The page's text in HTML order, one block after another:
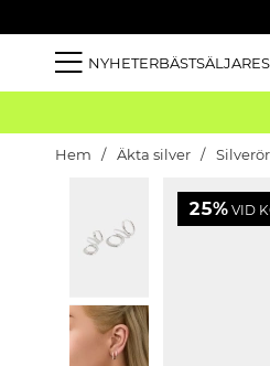
NYHETERBÄSTSÄLJARE
Hem Äkta silver
25% VID